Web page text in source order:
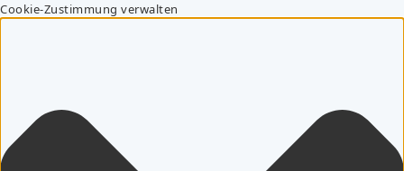
Cookie-Zustimmung verwalten